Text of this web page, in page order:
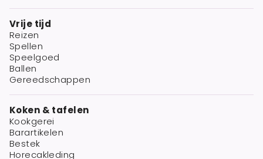
Vrije tijd
Reizen
Spellen
Speelgoed
Ballen
Gereedschappen
Koken & tafelen
Kookgerei
Barartikelen
Bestek
Horecakleding